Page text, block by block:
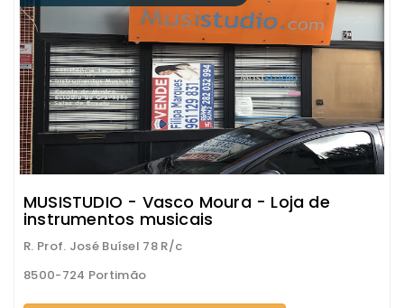
MUSISTUDIO - Vasco Moura - Loja de
instrumentos musicais
R. Prof. José Buísel 78 R/c
8500-724 Portimão